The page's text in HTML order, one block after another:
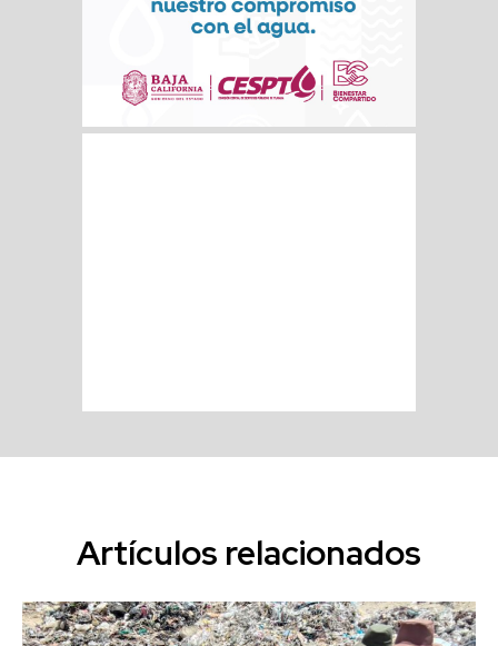
Artículos relacionados